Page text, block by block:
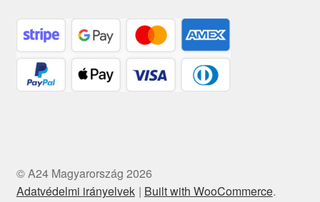
© A24 Magyarország 2026
Adatvédelmi irányelvek
Built with WooCommerce.